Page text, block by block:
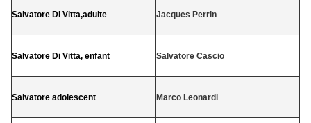
Salvatore Di Vitta,adulte Jacques Perrin
Salvatore Di Vitta, enfant Salvatore Cascio
Salvatore adolescent Marco Leonardi